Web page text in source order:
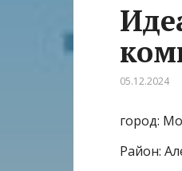
05.12.2024
город:
Район: